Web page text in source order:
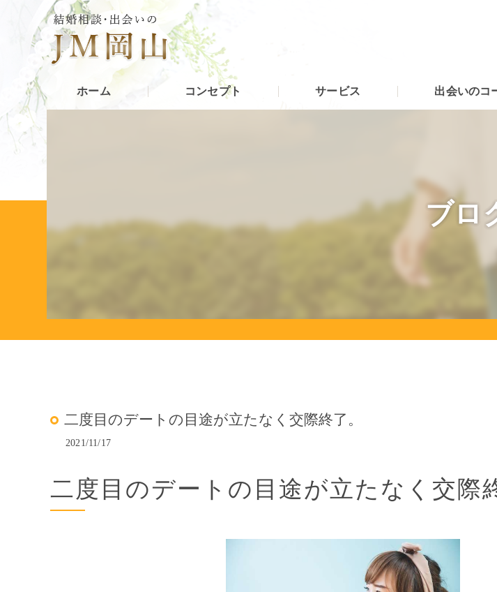
ホーム コンセプト サービス 出会いのコ
ブロ
二度目のデートの目途が立たなく交際終了。
2021/11/17
二度目のデートの目途が立たなく交際